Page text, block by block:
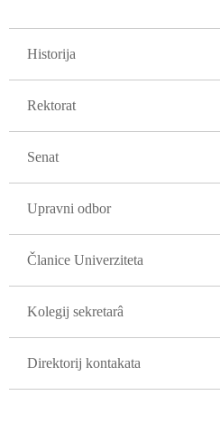
Historija
Rektorat
Senat
Upravni odbor
Članice Univerziteta
Kolegij sekretarâ
Direktorij kontakata